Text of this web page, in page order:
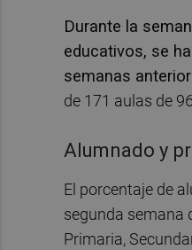
Durante la
educativos, se
semanas
de 171 aulas de
Alumnado y
El porcentaje de
segunda semana
Primaria,